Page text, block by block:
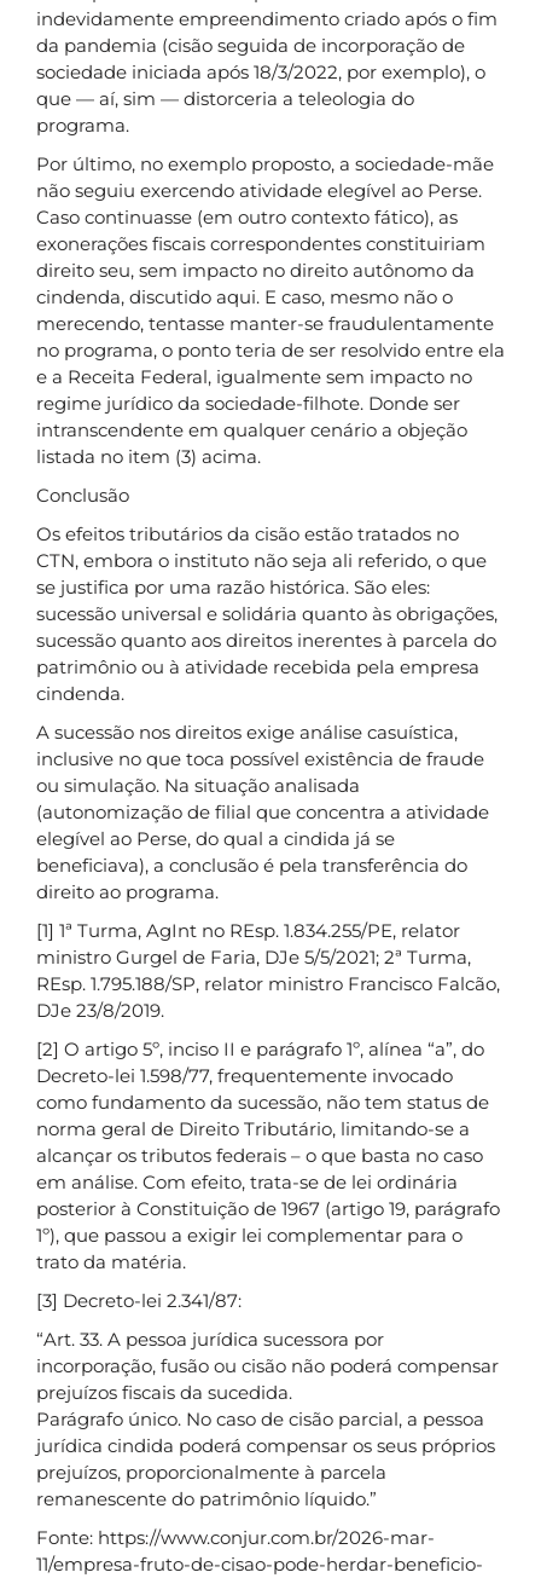
indevidamente empreendimento criado após o fim
da pandemia (cisão seguida de incorporação de
sociedade iniciada após 18/3/2022, por exemplo), o
que — aí, sim — distorceria a teleologia do
programa.
Por último, no exemplo proposto, a sociedade-mãe
não seguiu exercendo atividade elegível ao Perse.
Caso continuasse (em outro contexto fático), as
exonerações fiscais correspondentes constituiriam
direito seu, sem impacto no direito autônomo da
cindenda, discutido aqui. E caso, mesmo não o
merecendo, tentasse manter-se fraudulentamente
no programa, o ponto teria de ser resolvido entre ela
e a Receita Federal, igualmente sem impacto no
regime jurídico da sociedade-filhote. Donde ser
intranscendente em qualquer cenário a objeção
listada no item (3) acima.
Conclusão
Os efeitos tributários da cisão estão tratados no
CTN, embora o instituto não seja ali referido, o que
se justifica por uma razão histórica. São eles:
sucessão universal e solidária quanto às obrigações,
sucessão quanto aos direitos inerentes à parcela do
patrimônio ou à atividade recebida pela empresa
cindenda.
A sucessão nos direitos exige análise casuística,
inclusive no que toca possível existência de fraude
ou simulação. Na situação analisada
(autonomização de filial que concentra a atividade
elegível ao Perse, do qual a cindida já se
beneficiava), a conclusão é pela transferência do
direito ao programa.
[1] 1ª Turma, AgInt no REsp. 1.834.255/PE, relator
ministro Gurgel de Faria, DJe 5/5/2021; 2ª Turma,
REsp. 1.795.188/SP, relator ministro Francisco Falcão,
DJe 23/8/2019.
[2] O artigo 5º, inciso II e parágrafo 1º, alínea “a”, do
Decreto-lei 1.598/77, frequentemente invocado
como fundamento da sucessão, não tem status de
norma geral de Direito Tributário, limitando-se a
alcançar os tributos federais – o que basta no caso
em análise. Com efeito, trata-se de lei ordinária
posterior à Constituição de 1967 (artigo 19, parágrafo
1º), que passou a exigir lei complementar para o
trato da matéria.
[3] Decreto-lei 2.341/87:
“Art. 33. A pessoa jurídica sucessora por
incorporação, fusão ou cisão não poderá compensar
prejuízos fiscais da sucedida.
Parágrafo único. No caso de cisão parcial, a pessoa
jurídica cindida poderá compensar os seus próprios
prejuízos, proporcionalmente à parcela
remanescente do patrimônio líquido.”
Fonte: https://www.conjur.com.br/2026-mar-
11/empresa-fruto-de-cisao-pode-herdar-beneficio-